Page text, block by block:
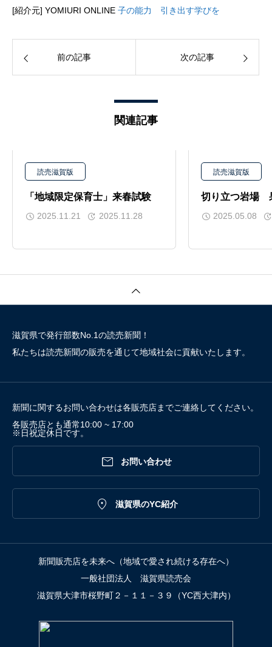
[紹介元] YOMIURI ONLINE 子の能力 引き出す学びを
前の記事 次の記事
関連記事
読売滋賀版
「地域限定保育士」来春試験
2025.11.21 2025.11.28
読売滋賀版
切り立つ岩場
2025.05.08
滋賀県で発行部数No.1の読売新聞！
私たちは読売新聞の販売を通じて地域社会に貢献いたします。
新聞に関するお問い合わせは各販売店までご連絡してください。
各販売店とも通常10:00 ~ 17:00
※日祝定休日です。
 お問い合わせ
 滋賀県のYC紹介
新聞販売店を未来へ（地域で愛され続ける存在へ）
一般社団法人 滋賀県読売会
滋賀県大津市桜野町２－１１－３９（YC西大津内）